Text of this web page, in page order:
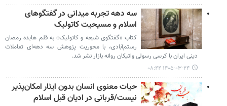
سه دهه تجربه میدانی در گفتگوهای
اسلام و مسیحیت کاتولیک
کتاب «گفتگوی شیعه و کاتولیک» به قلم هایده رمضان
‌رستم‌­آبادی، با محوریت پژوهش سه دهه‌ای تعاملات
دینی ­ایران با کرسی رسولی واتیکان روانه بازار نشر شد.
۱۴۰۵-۰۳-۲۴ ۰۸:۴۴
حیات معنوی انسان بدون ایثار امکان‌پذیر
نیست/قربانی در ادیان قبل اسلام